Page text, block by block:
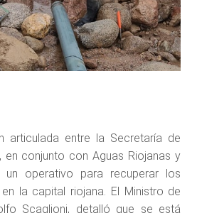
articulada entre la Secretaría de
en conjunto con Aguas Riojanas y
un operativo para recuperar los
la capital riojana. El Ministro de
Scaglioni, detalló que se está